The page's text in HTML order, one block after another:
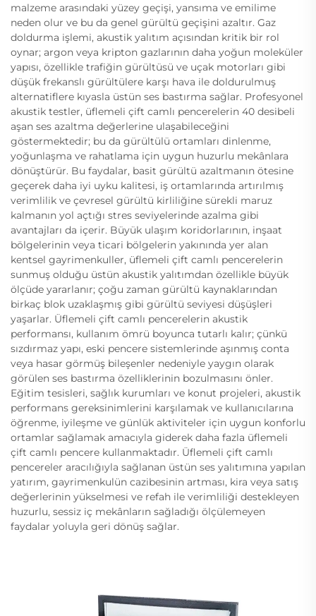
malzeme arasındaki yüzey geçişi, yansıma ve emilime
neden olur ve bu da genel gürültü geçişini azaltır. Gaz
doldurma işlemi, akustik yalıtım açısından kritik bir rol
oynar; argon veya kripton gazlarının daha yoğun moleküler
yapısı, özellikle trafiğin gürültüsü ve uçak motorları gibi
düşük frekanslı gürültülere karşı hava ile doldurulmuş
alternatiflere kıyasla üstün ses bastırma sağlar. Profesyonel
akustik testler, üflemeli çift camlı pencerelerin 40 desibeli
aşan ses azaltma değerlerine ulaşabileceğini
göstermektedir; bu da gürültülü ortamları dinlenme,
yoğunlaşma ve rahatlama için uygun huzurlu mekânlara
dönüştürür. Bu faydalar, basit gürültü azaltmanın ötesine
geçerek daha iyi uyku kalitesi, iş ortamlarında artırılmış
verimlilik ve çevresel gürültü kirliliğine sürekli maruz
kalmanın yol açtığı stres seviyelerinde azalma gibi
avantajları da içerir. Büyük ulaşım koridorlarının, inşaat
bölgelerinin veya ticari bölgelerin yakınında yer alan
kentsel gayrimenkuller, üflemeli çift camlı pencerelerin
sunmuş olduğu üstün akustik yalıtımdan özellikle büyük
ölçüde yararlanır; çoğu zaman gürültü kaynaklarından
birkaç blok uzaklaşmış gibi gürültü seviyesi düşüşleri
yaşarlar. Üflemeli çift camlı pencerelerin akustik
performansı, kullanım ömrü boyunca tutarlı kalır; çünkü
sızdırmaz yapı, eski pencere sistemlerinde aşınmış conta
veya hasar görmüş bileşenler nedeniyle yaygın olarak
görülen ses bastırma özelliklerinin bozulmasını önler.
Eğitim tesisleri, sağlık kurumları ve konut projeleri, akustik
performans gereksinimlerini karşılamak ve kullanıcılarına
öğrenme, iyileşme ve günlük aktiviteler için uygun konforlu
ortamlar sağlamak amacıyla giderek daha fazla üflemeli
çift camlı pencere kullanmaktadır. Üflemeli çift camlı
pencereler aracılığıyla sağlanan üstün ses yalıtımına yapılan
yatırım, gayrimenkulün cazibesinin artması, kira veya satış
değerlerinin yükselmesi ve refah ile verimliliği destekleyen
huzurlu, sessiz iç mekânların sağladığı ölçülemeyen
faydalar yoluyla geri dönüş sağlar.